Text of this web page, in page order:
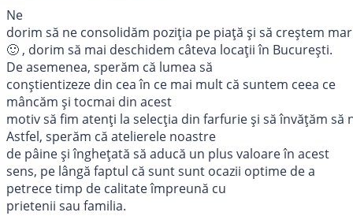
Ne
dorim să ne consolidăm poziţia pe piaţă şi să creştem
🙂 , dorim să mai deschidem câteva locaţii în Bucureşti.
De asemenea, sperăm că lumea să
conştientizeze din cea în ce mai mult că suntem ceea ce
mâncăm și tocmai din acest
motiv să fim atenţi la selecţia din farfurie şi să învăţăm
Astfel, sperăm că atelierele noastre
de pâine şi îngheţată să aducă un plus valoare în acest
sens, pe lângă faptul că sunt sunt ocazii optime de a
petrece timp de calitate împreună cu
prietenii sau familia.